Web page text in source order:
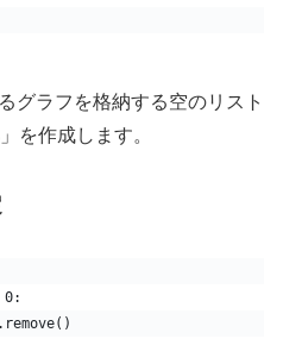
グラフを格納する空のリスト
を作成します。
0: